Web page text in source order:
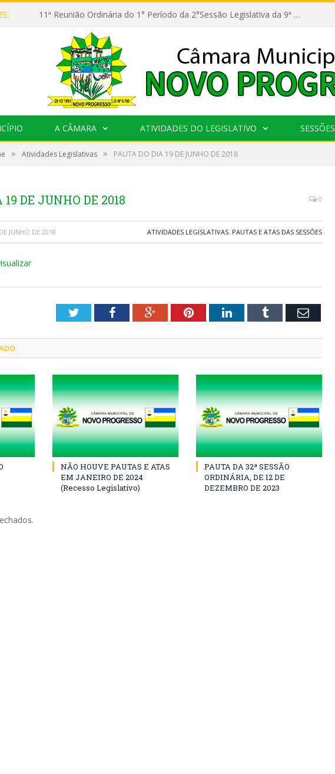
11ª Reunião Ordinária do 1° Período da 2°Sessão Legislativa da 9ª Legislatura do Poder Legislativo
A CÂMARA ATIVIDADES DO LEGISLATIVO SESSÕES
» Atividades Legislativas » PAUTA DO DIA 19 DE JUNHO DE 2018
DE JUNHO DE 2018 0
JUNHO DE 2018 ATIVIDADES LEGISLATIVAS, PAUTAS E ATAS DAS SESSÕES
TwitterFacebookGoogle+PinterestLinkedInTumblr Email
NÃO HOUVE PAUTAS E ATAS
EM JANEIRO DE 2024
(Recesso Legislativo)
PAUTA DA 32ª SESSÃO
ORDINÁRIA, DE 12 DE
DEZEMBRO DE 2023